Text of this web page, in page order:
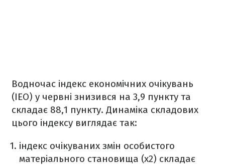
Водночас індекс економічних очікувань
(ІЕО) у червні знизився на 3,9 пункту та
складає 88,1 пункту. Динаміка складових
цього індексу виглядає так:
індекс очікуваних змін особистого
матеріального становища (х2) складає